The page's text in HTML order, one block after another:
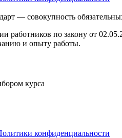
— совокупность
работников по закону от
и опыту работы.
курса
конфиденциальности